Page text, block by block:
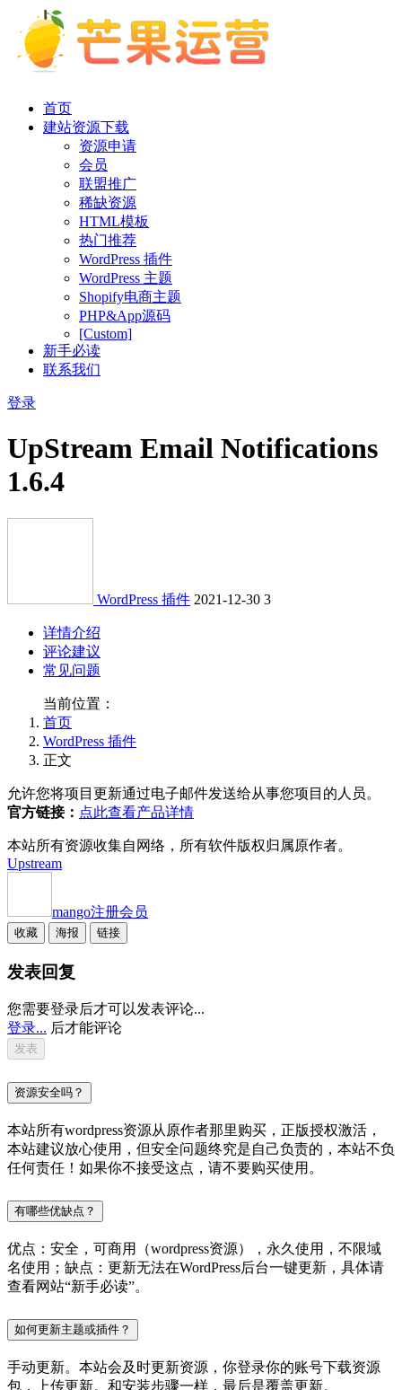
首页
建站资源下载
资源申请
会员
联盟推广
稀缺资源
HTML模板
热门推荐
WordPress 插件
WordPress 主题
Shopify电商主题
PHP&App源码
[Custom]
新手必读
联系我们
登录
UpStream Email Notifications
1.6.4
WordPress 插件 2021-12-30 3
详情介绍
评论建议
常见问题
当前位置：
首页
WordPress 插件
正文
允许您将项目更新通过电子邮件发送给从事您项目的人员。
官方链接： 点此查看产品详情
本站所有资源收集自网络，所有软件版权归属原作者。
Upstream
mango注册会员
收藏 海报 链接
发表回复
您需要登录后才可以发表评论...
登录... 后才能评论
资源安全吗？
本站所有wordpress资源从原作者那里购买，正版授权激活，
本站建议放心使用，但安全问题终究是自己负责的，本站不负
任何责任！如果你不接受这点，请不要购买使用。
有哪些优缺点？
优点：安全，可商用（wordpress资源），永久使用，不限域
名使用；缺点：更新无法在WordPress后台一键更新，具体请
查看网站“新手必读”。
如何更新主题或插件？
手动更新。本站会及时更新资源，你登录你的账号下载资源
包，上传更新。和安装步骤一样，最后是覆盖更新。